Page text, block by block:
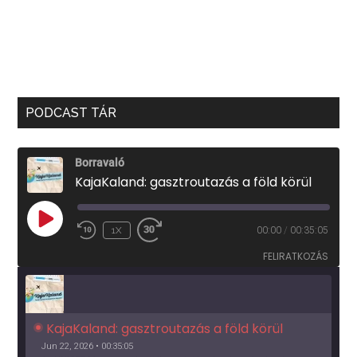
PODCAST TÁR
Borravaló
KajaKaland: gasztroutazás a föld körül
PLAY
EPISODE
1X 00:00 / 00:35:05
FELIRATKOZÁS
KajaKaland: gasztroutazás a föld körül
Jun 22, 2026 • 00:35:05